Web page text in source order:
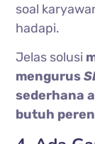
soal
hadapi.
Jelas solusi
mengurus
sederhana
butuh